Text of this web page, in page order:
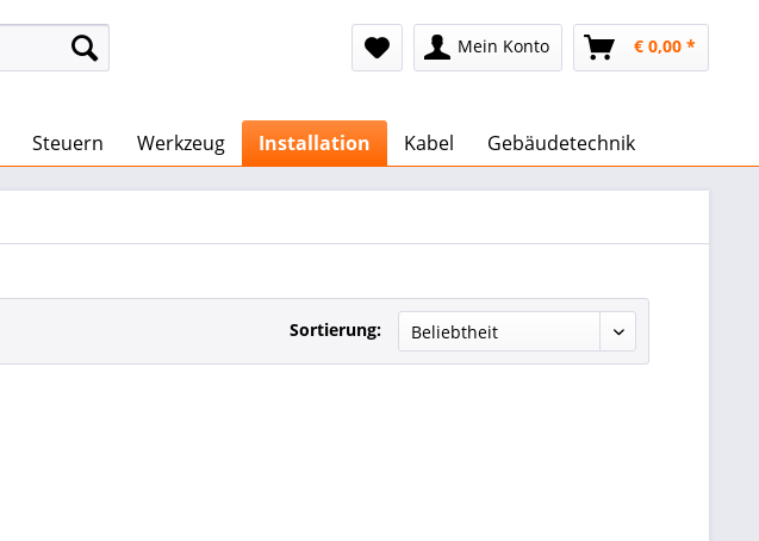
Mein Konto € 0,00 *
Steuern Werkzeug Installation Kabel Gebäudetechnik
Sortierung: